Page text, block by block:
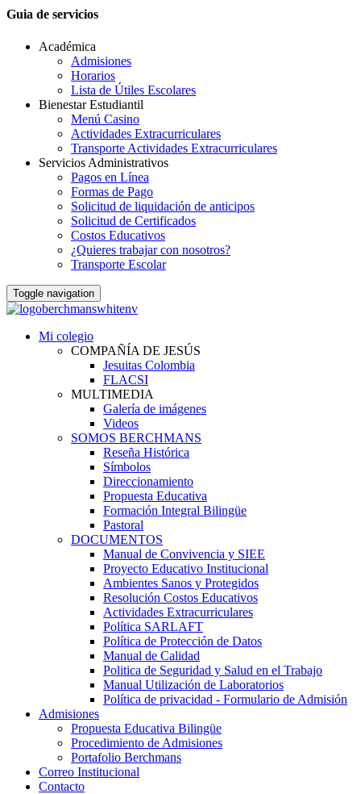
Guia de servicios
Académica
Admisiones
Horarios
Lista de Útiles Escolares
Bienestar Estudiantil
Menú Casino
Actividades Extracurriculares
Transporte Actividades Extracurriculares
Servicios Administrativos
Pagos en Línea
Formas de Pago
Solicitud de liquidación de anticipos
Solicitud de Certificados
Costos Educativos
¿Quieres trabajar con nosotros?
Transporte Escolar
Toggle navigation
Mi colegio
COMPAÑÍA DE JESÚS
Jesuitas Colombia
FLACSI
MULTIMEDIA
Galería de imágenes
Videos
SOMOS BERCHMANS
Reseña Histórica
Símbolos
Direccionamiento
Propuesta Educativa
Formación Integral Bilingüe
Pastoral
DOCUMENTOS
Manual de Convivencia y SIEE
Proyecto Educativo Institucional
Ambientes Sanos y Protegidos
Resolución Costos Educativos
Actividades Extracurriculares
Política SARLAFT
Política de Protección de Datos
Manual de Calidad
Politica de Seguridad y Salud en el Trabajo
Manual Utilización de Laboratorios
Política de privacidad - Formulario de Admisión
Admisiones
Propuesta Educativa Bilingüe
Procedimiento de Admisiones
Portafolio Berchmans
Correo Institucional
Contacto